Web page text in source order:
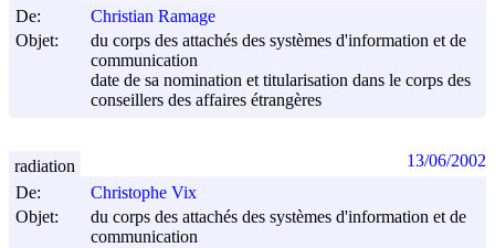
De:
Christian Ramage
Objet:
du corps des attachés des systèmes d'information et de
communication
date de sa nomination et titularisation dans le corps des
conseillers des affaires étrangères
De:
Christophe Vix
Objet:
du corps des attachés des systèmes d'information et de
communication
radiation 13/06/2002